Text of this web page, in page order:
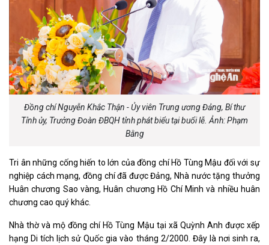
Đồng chí Nguyễn Khắc Thận - Ủy viên Trung ương Đảng, Bí thư
Tỉnh ủy, Trưởng Đoàn ĐBQH tỉnh phát biểu tại buổi lễ. Ảnh: Phạm
Bằng
Tri ân những cống hiến to lớn của đồng chí Hồ Tùng Mậu đối với sự
nghiệp cách mạng, đồng chí đã được Đảng, Nhà nước tặng thưởng
Huân chương Sao vàng, Huân chương Hồ Chí Minh và nhiều huân
chương cao quý khác.
Nhà thờ và mộ đồng chí Hồ Tùng Mậu tại xã Quỳnh Anh được xếp
hạng Di tích lịch sử Quốc gia vào tháng 2/2000. Đây là nơi sinh ra,